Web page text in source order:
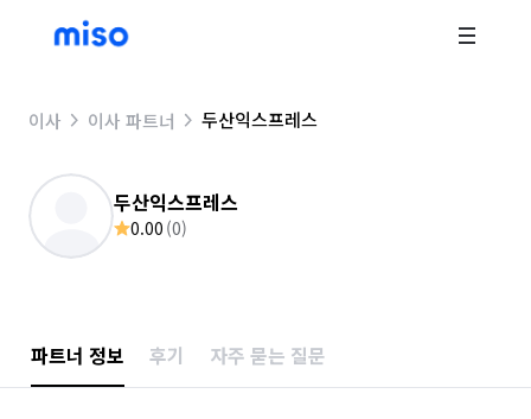
이사 이사 파트너 두산익스프레스
두산익스프레스
0.00 (0)
파트너 정보 후기 자주 묻는 질문